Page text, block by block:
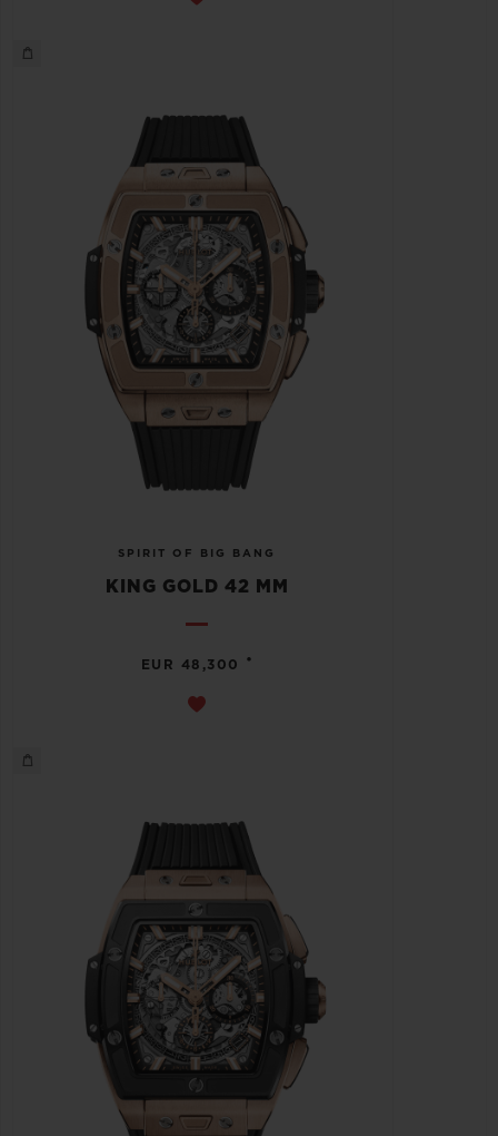
SPIRIT OF BIG BANG
KING GOLD 42 MM
EUR 48,300 •